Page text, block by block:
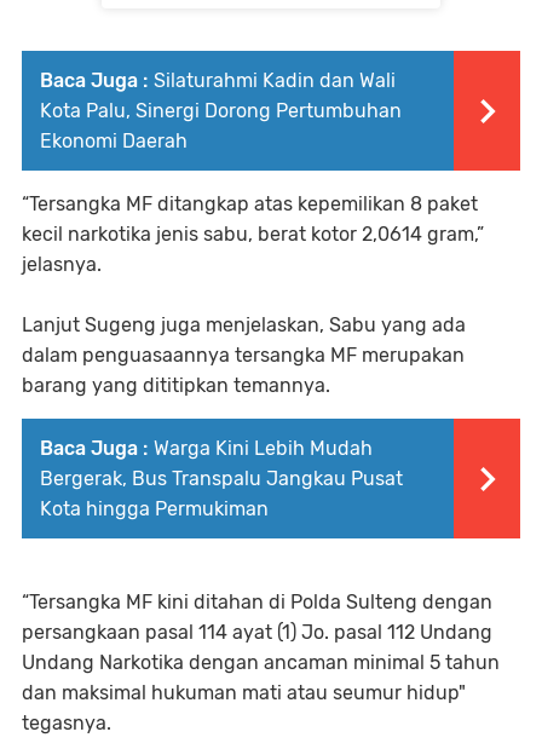
Baca Juga : Silaturahmi Kadin dan Wali
Kota Palu, Sinergi Dorong Pertumbuhan
Ekonomi Daerah
“Tersangka MF ditangkap atas kepemilikan 8 paket
kecil narkotika jenis sabu, berat kotor 2,0614 gram,”
jelasnya.
Lanjut Sugeng juga menjelaskan, Sabu yang ada
dalam penguasaannya tersangka MF merupakan
barang yang dititipkan temannya.
Baca Juga : Warga Kini Lebih Mudah
Bergerak, Bus Transpalu Jangkau Pusat
Kota hingga Permukiman
“Tersangka MF kini ditahan di Polda Sulteng dengan
persangkaan pasal 114 ayat (1) Jo. pasal 112 Undang
Undang Narkotika dengan ancaman minimal 5 tahun
dan maksimal hukuman mati atau seumur hidup"
tegasnya.